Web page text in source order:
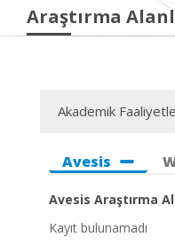
Araştırma
Akademik
Avesis
Avesis Araştırma
Kayıt bulunamadı